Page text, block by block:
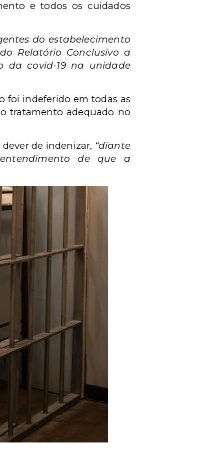
e todos os cuidados
do estabelecimento
Relatório Conclusivo a
da covid-19 na unidade
foi indeferido em todas as
tratamento adequado no
de indenizar, “diante
de que a